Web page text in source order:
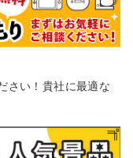
さい！貴社に最適な